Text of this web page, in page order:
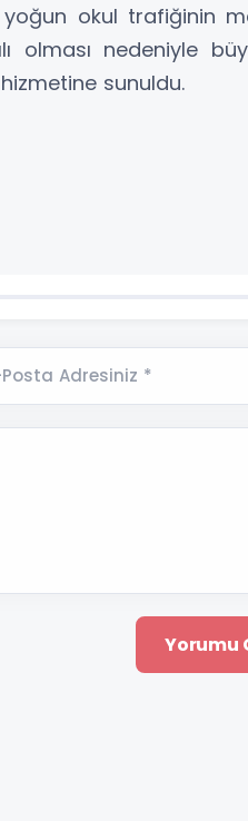
yoğun okul trafiğinin
olması nedeniyle
sunuldu.
Posta Adresiniz *